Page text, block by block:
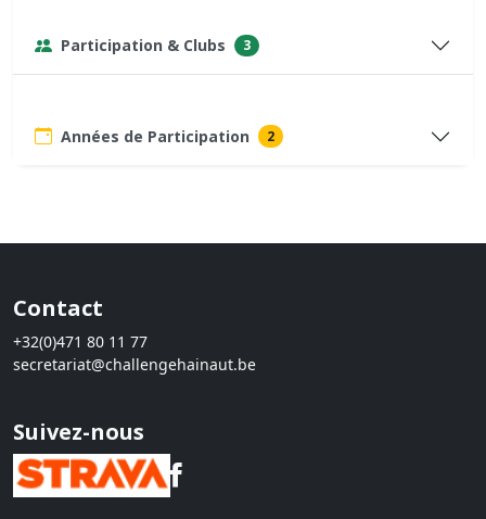
Participation & Clubs 3
Années de Participation 2
Contact
+32(0)471 80 11 77
secretariat@challengehainaut.be
Suivez-nous